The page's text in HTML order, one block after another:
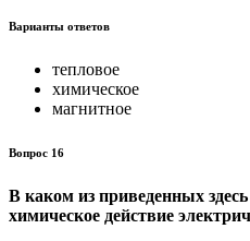
Варианты ответов
тепловое
химическое
магнитное
Вопрос 16
В каком из приведенных
хими­ческое действие